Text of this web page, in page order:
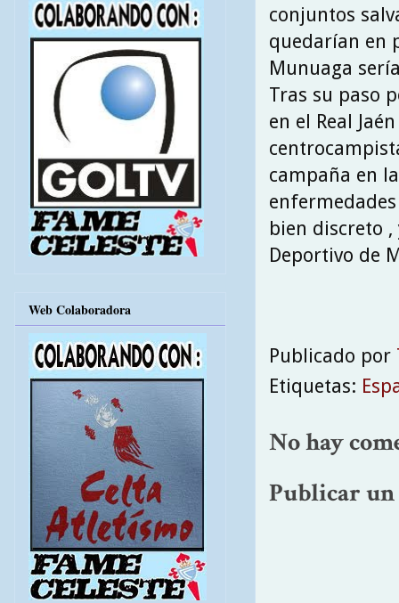
conjuntos
quedarían en
Munuaga
Tras su paso
en el Real
campaña en
bien discreto
Deportivo de
Publicado por
Etiquetas:
No hay
Publicar
Web Colaboradora